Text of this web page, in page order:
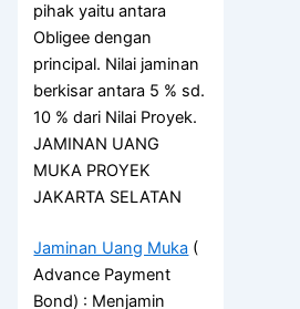
pihak yaitu antara
Obligee dengan
principal. Nilai jaminan
berkisar antara 5 % sd.
10 % dari Nilai Proyek.
JAMINAN UANG
MUKA PROYEK
JAKARTA SELATAN
Jaminan Uang Muka (
Advance Payment
Bond) : Menjamin